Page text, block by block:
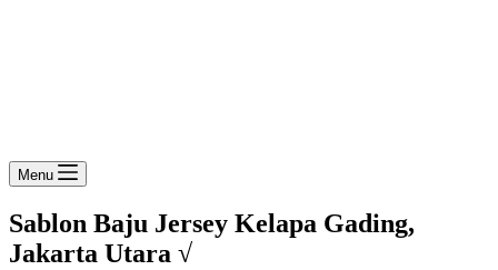
Menu
Sablon Baju Jersey Kelapa Gading,
Jakarta Utara √